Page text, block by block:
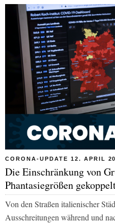
CORONA-UPDATE 12. APRIL
Die Einschränkung von
Phantasiegrößen
Von den Straßen italienischer
Ausschreitungen während und